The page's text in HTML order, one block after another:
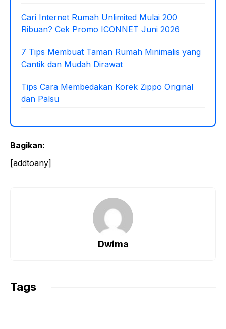
Cari Internet Rumah Unlimited Mulai 200
Ribuan? Cek Promo ICONNET Juni 2026
7 Tips Membuat Taman Rumah Minimalis yang
Cantik dan Mudah Dirawat
Tips Cara Membedakan Korek Zippo Original
dan Palsu
Bagikan:
[addtoany]
Dwima
Tags